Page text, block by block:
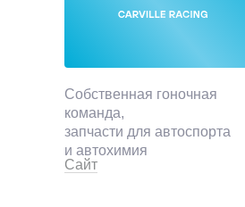
Собственная гоночная
команда,
запчасти для автоспорта
и автохимия
Сайт